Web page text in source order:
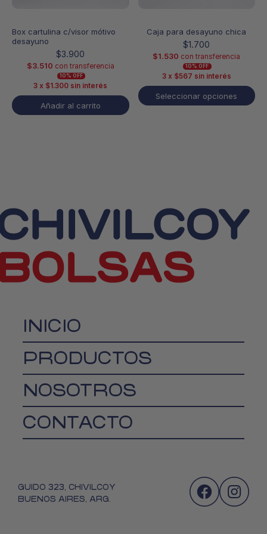
Box cartulina c/visor mótivo
desayuno
$3.900
$3.510 con transferencia
10% OFF
3 x $1.300 sin interés
Añadir al carrito
Caja para desayuno chica
$1.700
$1.530 con transferencia
10% OFF
3 x $567 sin interés
Seleccionar opciones
INICIO
PRODUCTOS
NOSOTROS
CONTACTO
GUIDO 323, CHIVILCOY
BUENOS AIRES, ARG.